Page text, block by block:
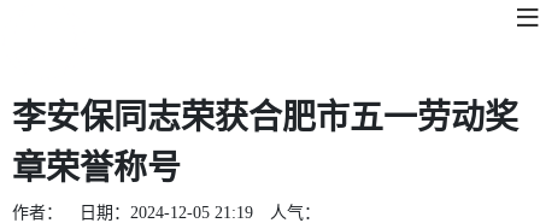
李安保同志荣获合肥市五一劳动奖
章荣誉称号
作者： 日期： 2024-12-05 21:19 人气：